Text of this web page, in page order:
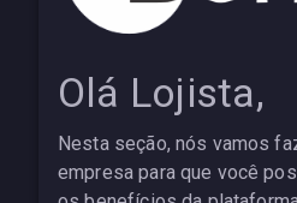
Olá Lojista,
Nesta seção, nós vamos
empresa para que você